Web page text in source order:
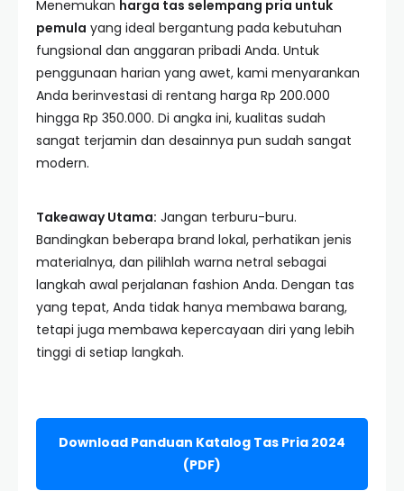
Menemukan harga tas selempang pria untuk
pemula yang ideal bergantung pada kebutuhan
fungsional dan anggaran pribadi Anda. Untuk
penggunaan harian yang awet, kami menyarankan
Anda berinvestasi di rentang harga Rp 200.000
hingga Rp 350.000. Di angka ini, kualitas sudah
sangat terjamin dan desainnya pun sudah sangat
modern.
Takeaway Utama: Jangan terburu-buru.
Bandingkan beberapa brand lokal, perhatikan jenis
materialnya, dan pilihlah warna netral sebagai
langkah awal perjalanan fashion Anda. Dengan tas
yang tepat, Anda tidak hanya membawa barang,
tetapi juga membawa kepercayaan diri yang lebih
tinggi di setiap langkah.
Download Panduan Katalog Tas Pria 2024
(PDF)